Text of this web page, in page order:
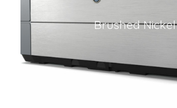
Brushed Nickel